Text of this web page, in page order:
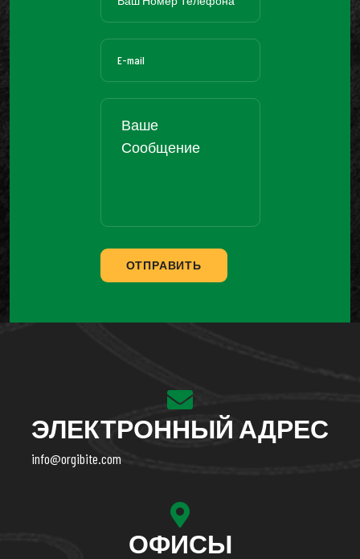
ОТПРАВИТЬ
ЭЛЕКТРОННЫЙ АДРЕС
info@orgibite.com
ОФИСЫ